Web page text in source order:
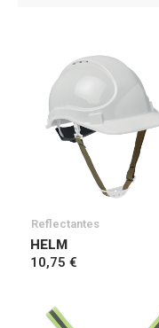
Reflectantes
HELM
10,75 €